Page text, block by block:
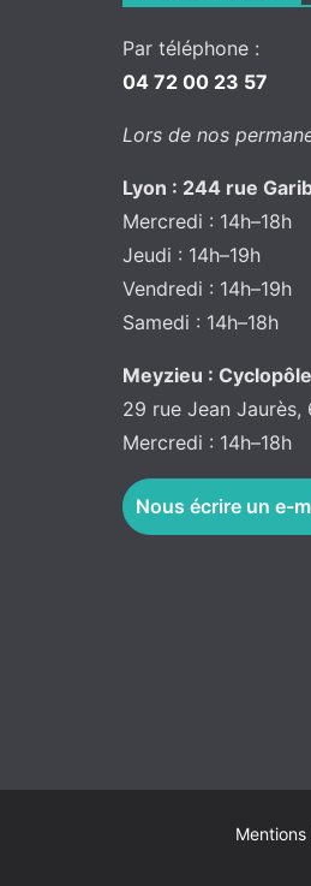
Par téléphone :
04 72 00 23 57
Lors de nos
Lyon : 244 rue
Mercredi : 14h–18h
Jeudi : 14h–19h
Vendredi : 14h–19h
Samedi : 14h–18h
Meyzieu :
29 rue Jean Jaurès,
Mercredi : 14h–18h
Nous écrire un e-